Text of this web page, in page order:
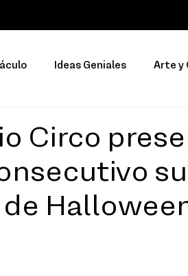
Ideas Geniales Arte y
Circo